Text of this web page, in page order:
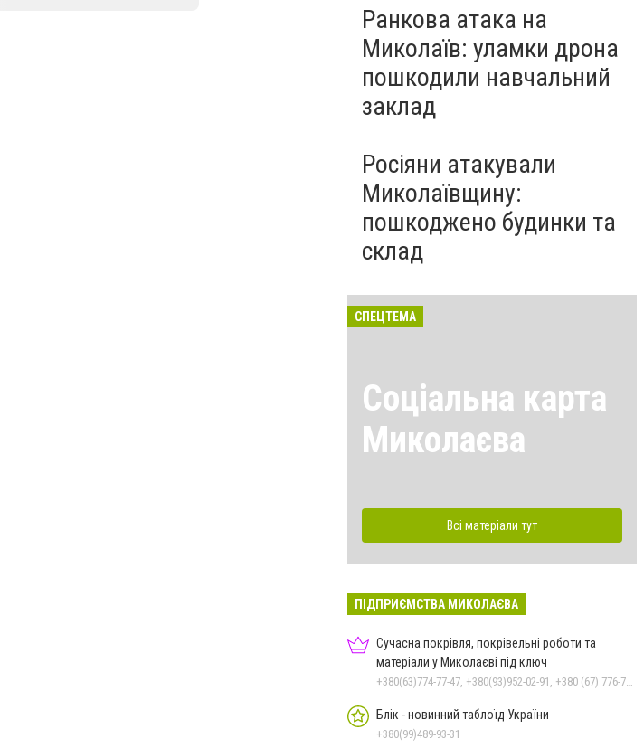
Ранкова атака на
Миколаїв: уламки дрона
пошкодили навчальний
заклад
Росіяни атакували
Миколаївщину:
пошкоджено будинки та
склад
СПЕЦТЕМА
Соціальна карта
Миколаєва
Всі матеріали тут
ПІДПРИЄМСТВА МИКОЛАЄВА
Сучасна покрівля, покрівельні роботи та
матеріали у Миколаєві під ключ
Блік - новинний таблоїд України
+380(99)489-93-31